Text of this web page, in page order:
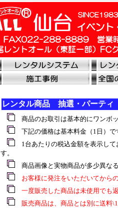
レンタル商品 抽選・パーティ
商品のお取引は基本的にワンボ
下記の価格は基本料金（1日）で
1台あたりの税込金額を表示して
す。
商品画像と実物商品が多少異な
お客様に発注をいただいてから
一度販売した商品は未使用でも
販売商品は、商品とは別に送料